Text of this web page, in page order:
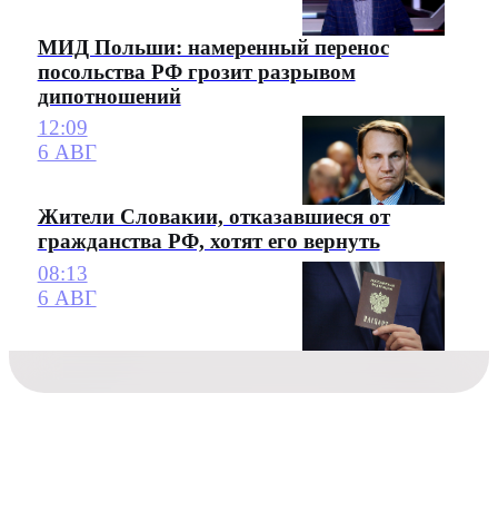
МИД Польши: намеренный перенос
посольства РФ грозит разрывом
дипотношений
12:09
6 АВГ
Жители Словакии, отказавшиеся от
гражданства РФ, хотят его вернуть
08:13
6 АВГ